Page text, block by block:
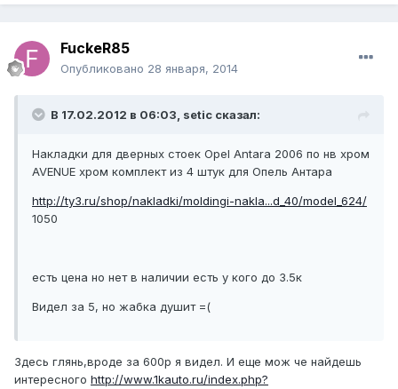
FuckeR85
Опубликовано 28 января, 2014
В 17.02.2012 в 06:03, setic сказал:
Накладки для дверных стоек Opel Antara 2006 по нв хром
AVENUE хром комплект из 4 штук для Опель Антара
http://ty3.ru/shop/nakladki/moldingi-nakla...d_40/model_624/
1050
есть цена но нет в наличии есть у кого до 3.5к
Видел за 5, но жабка душит =(
Здесь глянь,вроде за 600р я видел. И еще мож че найдешь
интересного http://www.1kauto.ru/index.php?